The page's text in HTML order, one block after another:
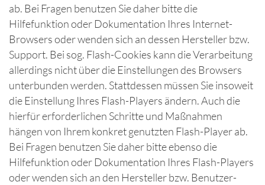
ab. Bei Fragen benutzen Sie daher bitte die
Hilfefunktion oder Dokumentation Ihres Internet-
Browsers oder wenden sich an dessen Hersteller bzw.
Support. Bei sog. Flash-Cookies kann die Verarbeitung
allerdings nicht über die Einstellungen des Browsers
unterbunden werden. Stattdessen müssen Sie insoweit
die Einstellung Ihres Flash-Players ändern. Auch die
hierfür erforderlichen Schritte und Maßnahmen
hängen von Ihrem konkret genutzten Flash-Player ab.
Bei Fragen benutzen Sie daher bitte ebenso die
Hilfefunktion oder Dokumentation Ihres Flash-Players
oder wenden sich an den Hersteller bzw. Benutzer-